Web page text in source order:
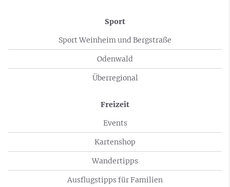
Sport
Sport Weinheim und Bergstraße
Odenwald
Überregional
Freizeit
Events
Kartenshop
Wandertipps
Ausflugstipps für Familien